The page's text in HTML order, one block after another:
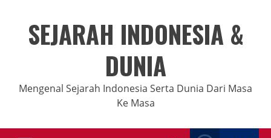
contentSEJARAH INDONESIA &
DUNIA
Mengenal Sejarah Indonesia Serta Dunia Dari Masa
Ke Masa